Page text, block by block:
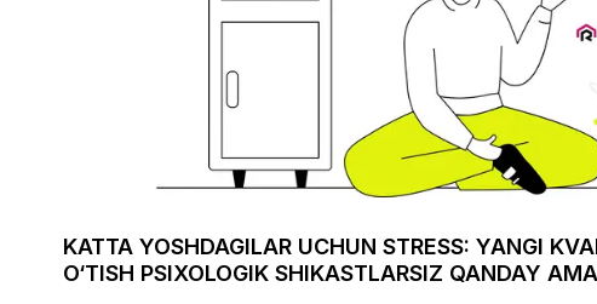
KATTA YOSHDAGILAR UCHUN STRESS: YANGI
O‘TISH PSIXOLOGIK SHIKASTLARSIZ QANDAY